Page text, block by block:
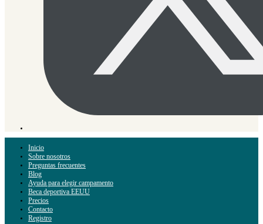
Inicio
Sobre nosotros
Preguntas frecuentes
Blog
Ayuda para elegir campamento
Beca deportiva EEUU
Precios
Contacto
Registro